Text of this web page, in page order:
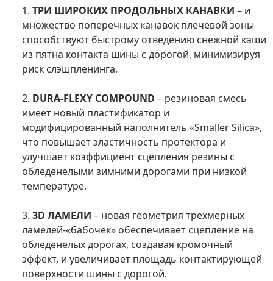
1. ТРИ ШИРОКИХ ПРОДОЛЬНЫХ КАНАВКИ – и
множество поперечных канавок плечевой зоны
способствуют быстрому отведению снежной каши
из пятна контакта шины с дорогой, минимизируя
риск слэшпленинга.
2. DURA-FLEXY COMPOUND – резиновая смесь
имеет новый пластификатор и
модифицированный наполнитель «Smaller Silica»,
что повышает эластичность протектора и
улучшает коэффициент сцепления резины с
обледенелыми зимними дорогами при низкой
температуре.
3. 3D ЛАМЕЛИ – новая геометрия трёхмерных
ламелей-«бабочек» обеспечивает сцепление на
обледенелых дорогах, создавая кромочный
эффект, и увеличивает площадь контактирующей
поверхности шины с дорогой.